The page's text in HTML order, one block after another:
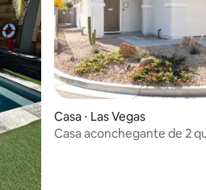
Casa ⋅ Las Vegas
Casa aconchegante de 2